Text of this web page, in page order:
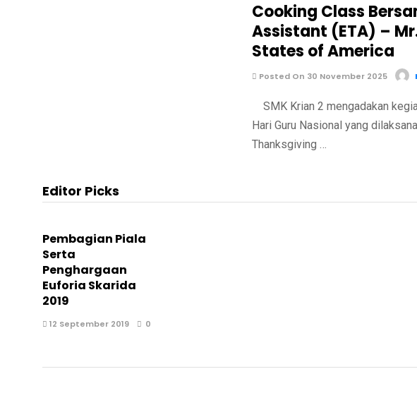
Cooking Class
Assistant (ETA) –
States of America
Posted On 30 November 2025
SMK Krian 2 mengadakan
Hari Guru Nasional yang
Thanksgiving …
Editor Picks
Pembagian Piala
Serta
Penghargaan
Euforia Skarida
2019
12 September 2019 0